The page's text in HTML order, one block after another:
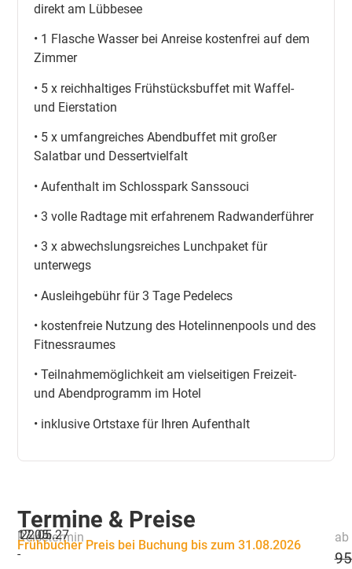
direkt am Lübbesee
• 1 Flasche Wasser bei Anreise kostenfrei auf dem
Zimmer
• 5 x reichhaltiges Frühstücksbuffet mit Waffel-
und Eierstation
• 5 x umfangreiches Abendbuffet mit großer
Salatbar und Dessertvielfalt
• Aufenthalt im Schlosspark Sanssouci
• 3 volle Radtage mit erfahrenem Radwanderführer
• 3 x abwechslungsreiches Lunchpaket für
unterwegs
• Ausleihgebühr für 3 Tage Pedelecs
• kostenfreie Nutzung des Hotelinnenpools und des
Fitnessraumes
• Teilnahmemöglichkeit am vielseitigen Freizeit-
und Abendprogramm im Hotel
• inklusive Ortstaxe für Ihren Aufenthalt
Termine & Preise
Reisetermin
17.05.
-
22.05.27
Frühbucher Preis bei Buchung bis zum 31.08.2026
ab